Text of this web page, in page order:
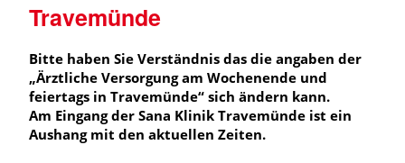
Travemünde
Bitte haben Sie Verständnis das die angaben der
„Ärztliche Versorgung am Wochenende und
feiertags in Travemünde“ sich ändern kann.
Am Eingang der Sana Klinik Travemünde ist ein
Aushang mit den aktuellen Zeiten.